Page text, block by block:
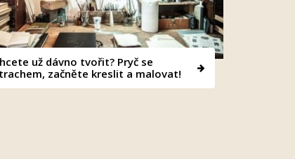
už dávno tvořit? Pryč se
začněte kreslit a malovat!